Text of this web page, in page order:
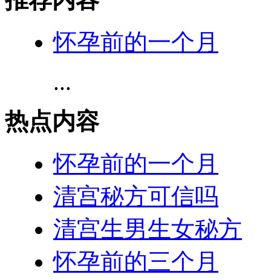
怀孕前的一个月
...
热点内容
怀孕前的一个月
清宫秘方可信吗
清宫生男生女秘方
怀孕前的三个月